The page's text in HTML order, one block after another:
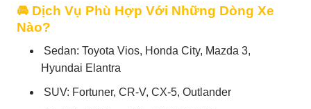
🚘 Dịch Vụ Phù Hợp Với Những Dòng Xe
Nào?
Sedan: Toyota Vios, Honda City, Mazda 3,
Hyundai Elantra
SUV: Fortuner, CR-V, CX-5, Outlander